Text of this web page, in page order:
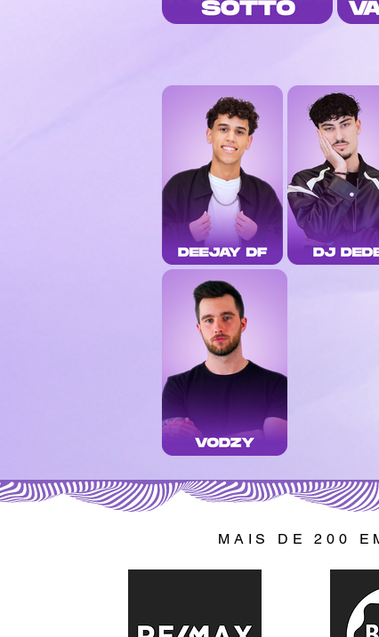
MAIS DE 200